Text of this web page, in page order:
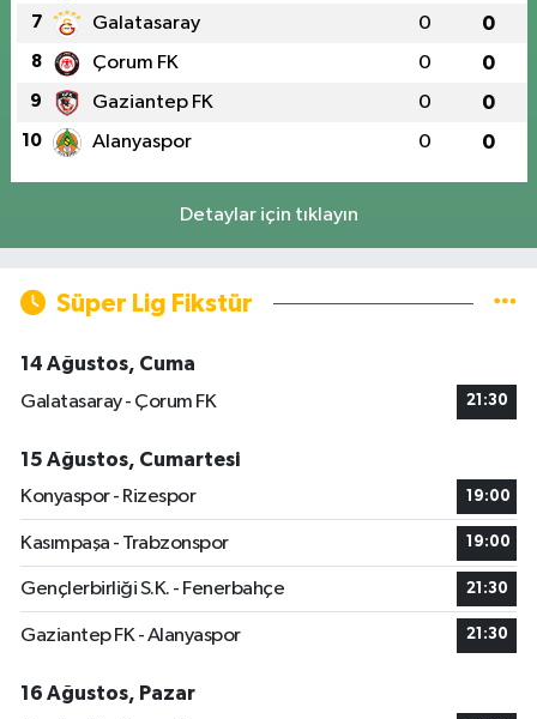
7 Galatasaray 0 0
8 Çorum FK 0 0
9 Gaziantep FK 0 0
10 Alanyaspor 0 0
Detaylar için tıklayın
Süper Lig Fikstür
14 Ağustos, Cuma
Galatasaray - Çorum FK
21:30
15 Ağustos, Cumartesi
Konyaspor - Rizespor
19:00
Kasımpaşa - Trabzonspor 19:00
Gençlerbirliği S.K. - Fenerbahçe 21:30
Gaziantep FK - Alanyaspor 21:30
16 Ağustos, Pazar